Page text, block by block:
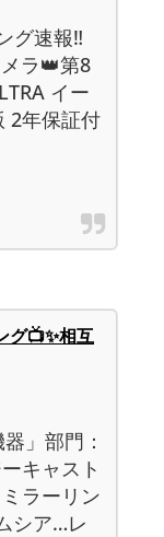
グ速報‼️
ラ👑第8
イー
2年保証付
グ📺✨相互
」部門：
キャスト
ラーリン
シア…レ